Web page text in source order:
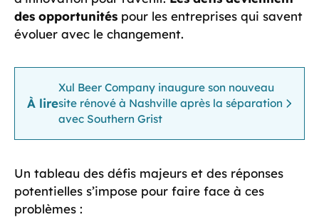
des opportunités pour les entreprises qui savent
évoluer avec le changement.
À lire
Xul Beer Company inaugure son nouveau
site rénové à Nashville après la séparation
avec Southern Grist
Un tableau des défis majeurs et des réponses
potentielles s’impose pour faire face à ces
problèmes :